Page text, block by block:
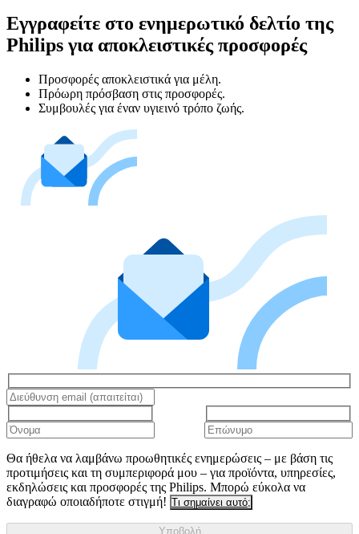
Εγγραφείτε στο ενημερωτικό δελτίο της
Philips για αποκλειστικές προσφορές
Προσφορές αποκλειστικά για μέλη.
Πρόωρη πρόσβαση στις προσφορές.
Συμβουλές για έναν υγιεινό τρόπο ζωής.
Θα ήθελα να λαμβάνω προωθητικές ενημερώσεις – με βάση τις
προτιμήσεις και τη συμπεριφορά μου – για προϊόντα, υπηρεσίες,
εκδηλώσεις και προσφορές της Philips. Μπορώ εύκολα να
διαγραφώ οποιαδήποτε στιγμή! Τι σημαίνει αυτό;
Υποβολή